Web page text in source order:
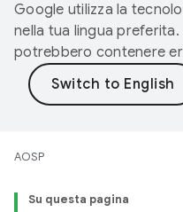
Google utilizza la
nella tua lingua
potrebbero contenere
AOSP
Su questa pagina